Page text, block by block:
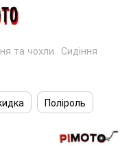
та чохли Сидіння
Поліроль